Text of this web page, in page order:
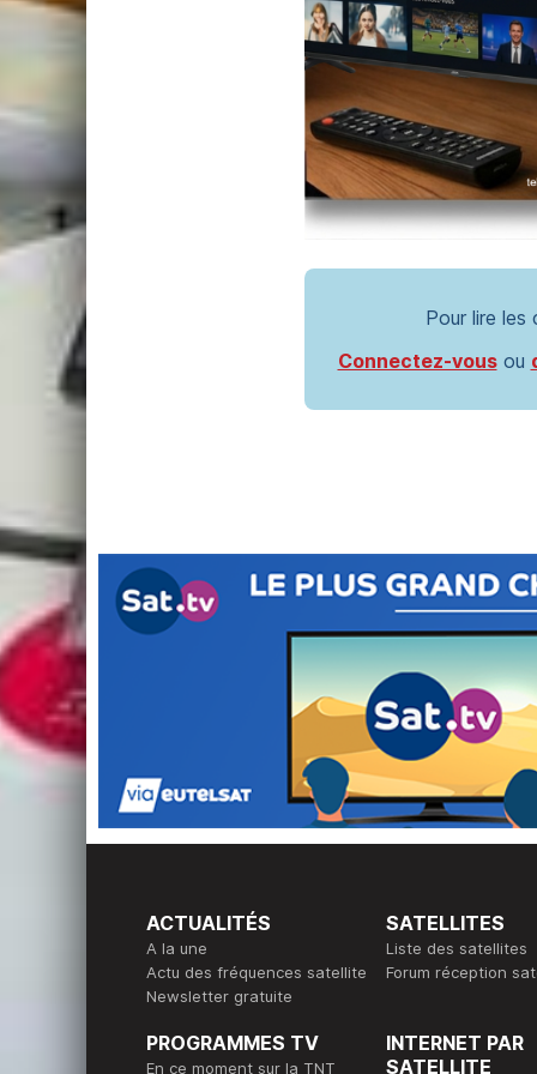
Pour lire
Connectez-vousou
ACTUALITÉS
A la une
Actu des fréquences satellite
Newsletter gratuite
SATELLITES
Liste des satellites
Forum réception
PROGRAMMES TV
En ce moment sur la TNT
INTERNET PAR
SATELLITE